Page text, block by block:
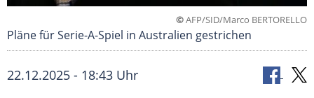
©AFP/SID/Marco BERTORELLO
Pläne für Serie-A-Spiel in Australien gestrichen
22.12.2025 - 18:43 Uhr